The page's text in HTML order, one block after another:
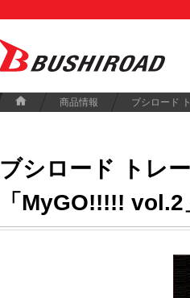
商品情報
ブシロード トレ
「MyGO!!!!! vol.2